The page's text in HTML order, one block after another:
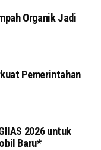
Organik Jadi
Pemerintahan
2026 untuk
Baru*